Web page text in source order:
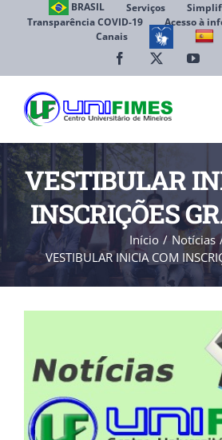
BRASIL Serviços
Transparência COVID-19
Acesso à
Canais
Facebook
VESTIBULAR
INSCRIÇÕES
Início
Notícias
VESTIBULAR INICIA COM